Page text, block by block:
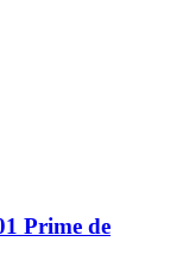
Prime de